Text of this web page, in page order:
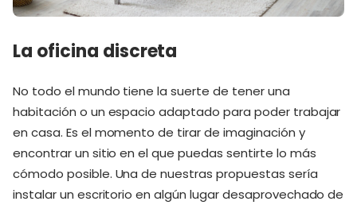
La oficina discreta
No todo el mundo tiene la suerte de tener una
habitación o un espacio adaptado para poder trabajar
en casa. Es el momento de tirar de imaginación y
encontrar un sitio en el que puedas sentirte lo más
cómodo posible. Una de nuestras propuestas sería
instalar un escritorio en algún lugar desaprovechado de